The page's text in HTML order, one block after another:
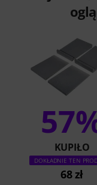
KUPIŁO
DOKŁADNIE TEN
68 zł